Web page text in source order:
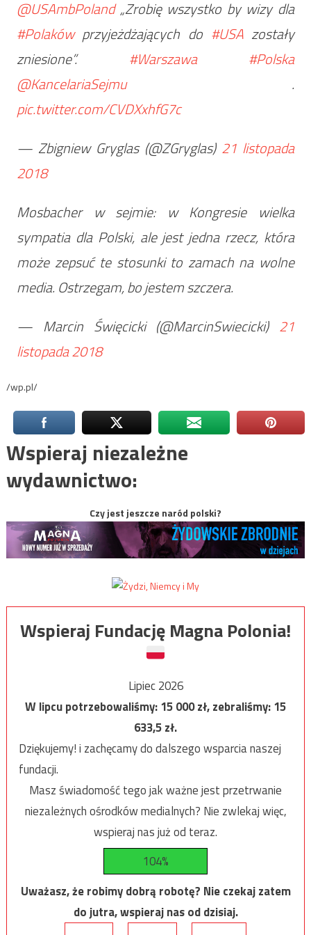
@USAmbPoland„Zrobię wszystko by wizy dla
#Polakówprzyjeżdżających do #USAzostały
zniesione”. #Warszawa
#Polska
@KancelariaSejmu.
pic.twitter.com/CVDXxhfG7c
— Zbigniew Gryglas (@ZGryglas) 21 listopada
2018
Mosbacher w sejmie: w Kongresie wielka
sympatia dla Polski, ale jest jedna rzecz, która
może zepsuć te stosunki to zamach na wolne
media. Ostrzegam, bo jestem szczera.
— Marcin Święcicki (@MarcinSwiecicki) 21
listopada 2018
/wp.pl/
Wspieraj niezależne
wydawnictwo:
Czy jest jeszcze naród polski?
Wspieraj Fundację Magna Polonia!
Lipiec 2026
W lipcu potrzebowaliśmy:15 000zł, zebraliśmy:15
633,5zł.
Dziękujemy! i zachęcamy do dalszego wsparcia naszej
fundacji.
Masz świadomość tego jak ważne jest przetrwanie
niezależnych ośrodków medialnych? Nie zwlekaj więc,
wspieraj nas już od teraz.
104%
Uważasz, że robimy dobrą robotę? Nie czekaj zatem
do jutra, wspieraj nas od dzisiaj.